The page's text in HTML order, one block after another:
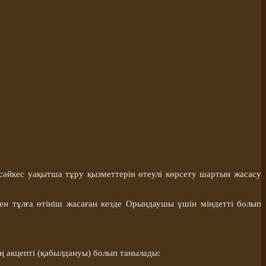
уақытша тұру қызметтерін өтеулі көрсету шартын жасасу
тұлға өтініш жасаған кезде Орындаушы үшін міндетті болып
акцепті (қабылдануы) болып танылады: